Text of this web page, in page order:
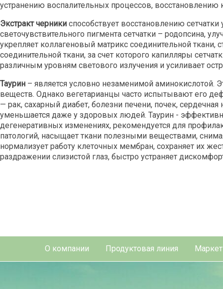
устранению воспалительных процессов, восстановлению
Экстракт черники способствует восстановлению
светочувствительного пигмента сетчатки – родопсина,
укрепляет коллагеновый матрикс соединительной ткани,
соединительной ткани, за счет которого капилляры
различным уровням светового излучения и усиливает
Таурин – является условно незаменимой аминокислотой.
веществ. Однако вегетарианцы часто испытывают его
— рак, сахарный диабет, болезни печени, почек,
уменьшается даже у здоровых людей. Таурин -
дегенеративных изменениях, рекомендуется для
патологий, насыщает ткани полезными веществами,
нормализует работу клеточных мембран, сохраняет их
раздражении слизистой глаз, быстро устраняет
О компании Продуктовая линия